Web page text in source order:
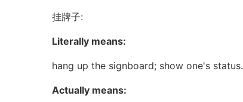
挂牌子:
Literally means:
hang up the signboard; show one's status.
Actually means: